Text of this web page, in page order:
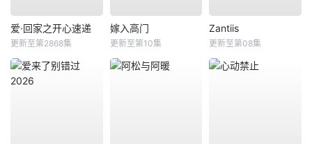
爱·回家之开心速递
更新至第2868集
嫁入高门
更新至第10集
Zantiis
更新至第08集